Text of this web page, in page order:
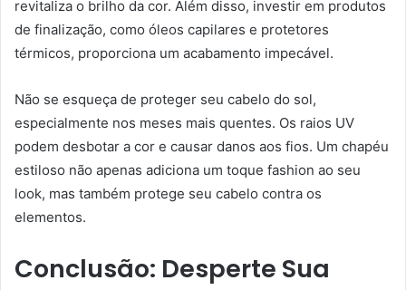
revitaliza o brilho da cor. Além disso, investir em produtos
de finalização, como óleos capilares e protetores
térmicos, proporciona um acabamento impecável.
Não se esqueça de proteger seu cabelo do sol,
especialmente nos meses mais quentes. Os raios UV
podem desbotar a cor e causar danos aos fios. Um chapéu
estiloso não apenas adiciona um toque fashion ao seu
look, mas também protege seu cabelo contra os
elementos.
Conclusão: Desperte Sua